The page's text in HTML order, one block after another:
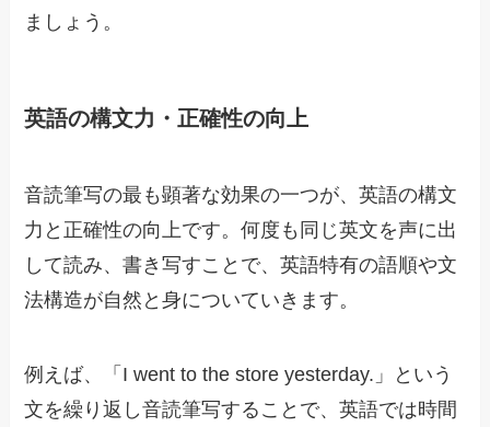
ましょう。
英語の構文力・正確性の向上
音読筆写の最も顕著な効果の一つが、英語の構文
力と正確性の向上です。何度も同じ英文を声に出
して読み、書き写すことで、英語特有の語順や文
法構造が自然と身についていきます。
例えば、「I went to the store yesterday.」という
文を繰り返し音読筆写することで、英語では時間